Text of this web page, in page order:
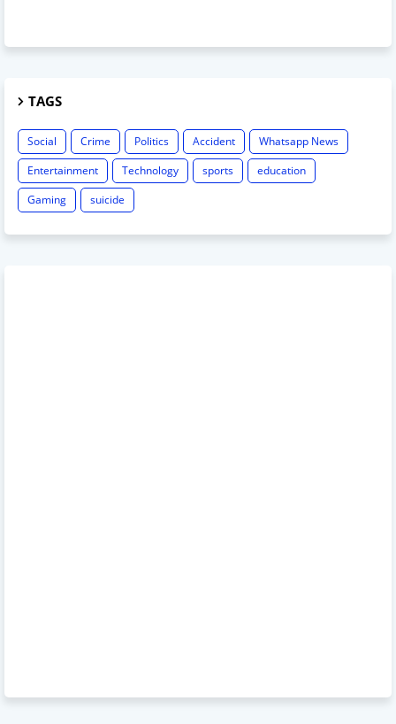
TAGS
Social Crime Politics Accident
Whatsapp News
Entertainment
Technology sports
education
Gaming
suicide